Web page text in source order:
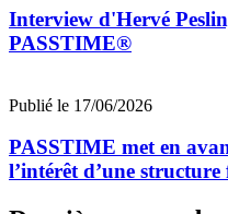
Interview d'Hervé
PASSTIME®
Publié le 17/06/2026
PASSTIME met en
l’intérêt d’une